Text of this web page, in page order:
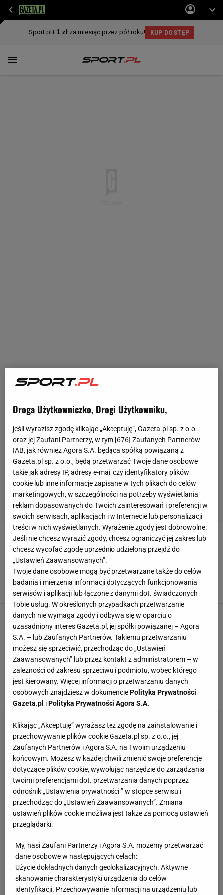
OGNJEN MUDRINSKI
Niewypał transferowy z ekstraklasy został
królem strzelców w Słowenii
Mateusz Król, 23 MAJA 2022, 06:00
Miał być gwiazdą ekstraklasy, a był totalnym
niewypałem. Teraz błyszczy
Sebastian Kowalski,6 MARCA 2022, 12:19
Miał być gwiazdą, kosztował rekordowe
pieniądze, teraz odchodzi z ekstraklasy.
Totalny niewypał
DW, Jagiellonia Białystok, 18 LUTEGO 2020, 08:44
Droga Użytkowniczko, Drogi Użytkowniku,
jeśli wyrazisz zgodę klikając „Akceptuję”, Gazeta.pl sp. z o.o.
oraz jej Zaufani Partnerzy, w tym [676] Zaufanych Partnerów
IAB, jak również Agora S.A. będąca spółką powiązaną z
Gazeta.pl sp. z o.o., będą przetwarzać Twoje dane osobowe
takie jak adresy IP, adresy e-mail czy identyfikatory plików
cookie lub inne informacje zapisane w tych plikach do celów
marketingowych, w szczególności na potrzeby wyświetlania
reklam dopasowanych do Twoich zainteresowań i preferencji w
swoich serwisach, aplikacjach i w Internecie lub personalizacji
treści w nich wyświetlanych. Wyrażenie zgody jest dobrowolne.
Jeśli nie chcesz wyrazić zgody, chcesz ograniczyć jej zakres lub
chcesz wycofać zgodę uprzednio udzieloną przejdź do
„Ustawień Zaawansowanych”.
Twoje dane osobowe mogą być przetwarzane także do celów
badania i mierzenia informacji dotyczących funkcjonowania
serwisów i aplikacji lub łączone z danymi dot. świadczonych
Tobie usług. W określonych przypadkach przetwarzanie
danych nie wymaga zgody i odbywa się w oparciu o
uzasadniony interes Gazeta.pl, jej spółki powiązanej – Agora
S.A. – lub Zaufanych Partnerów. Takiemu przetwarzaniu
możesz się sprzeciwić, przechodząc do „Ustawień
Zaawansowanych” lub przez kontakt z administratorem – w
zależności od zakresu sprzeciwu i podmiotu, wobec którego
jest kierowany. Więcej informacji o przetwarzaniu danych
osobowych znajdziesz w dokumenciePolityka Prywatności
Gazeta.pl iPolityka Prywatności Agora S.A.
Klikając „Akceptuję” wyrażasz też zgodę na zainstalowanie i
przechowywanie plików cookie Gazeta.pl sp. z o.o., jej
Zaufanych Partnerów i Agora S.A. na Twoim urządzeniu
końcowym. Możesz w każdej chwili zmienić swoje preferencje
dotyczące plików cookie, wywołując narzędzie do zarządzania
twoimi preferencjami dot. przetwarzania danych poprzez
odnośnik „Ustawienia prywatności ” w stopce serwisu i
przechodząc do „Ustawień Zaawansowanych”. Zmiana
ustawień plików cookie możliwa jest także za pomocą ustawień
przeglądarki.
My, nasi Zaufani Partnerzy i Agora S.A. możemy przetwarzać
dane osobowe w następujących celach:
Użycie dokładnych danych geolokalizacyjnych. Aktywne
skanowanie charakterystyki urządzenia do celów
identyfikacji. Przechowywanie informacji na urządzeniu lub